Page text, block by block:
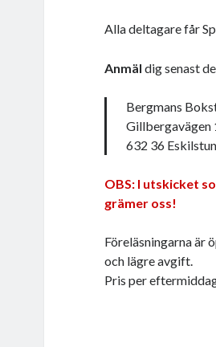
Alla deltagare får
Anmäl dig senast
Bergmans
Gillbergavägen
632 36
OBS: I utskicket
grämer oss!
Föreläsningarna är
och lägre avgift.
Pris per